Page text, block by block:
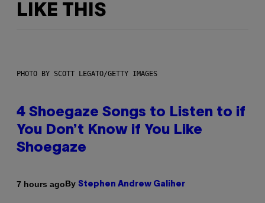
LIKE THIS
PHOTO BY SCOTT LEGATO/GETTY IMAGES
4 Shoegaze Songs to Listen to if
You Don’t Know if You Like
Shoegaze
7 hours agoBy Stephen Andrew Galiher